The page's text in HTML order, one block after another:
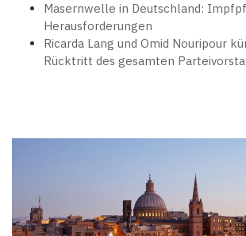
Masernwelle in Deutschland:
Herausforderungen
Ricarda Lang und Omid Nouripour
Rücktritt des gesamten